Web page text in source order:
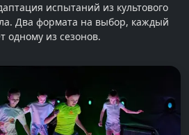
испытаний из культового
Два формата на выбор, каждый
одному из сезонов.